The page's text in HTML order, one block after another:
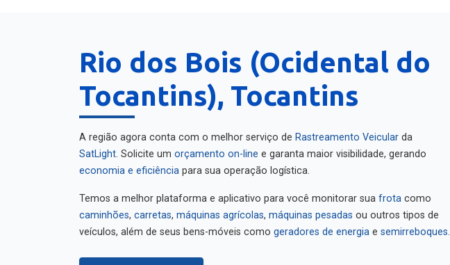
Rio dos Bois (Ocidental do
Tocantins), Tocantins
A região agora conta com o melhor serviço de Rastreamento Veicular da
SatLight. Solicite um orçamento on-line e garanta maior visibilidade, gerando
economia e eficiência para sua operação logística.
Temos a melhor plataforma e aplicativo para você monitorar sua frota como
caminhões, carretas, máquinas agrícolas, máquinas pesadas ou outros tipos de
veículos, além de seus bens-móveis como geradores de energia e semirreboques.